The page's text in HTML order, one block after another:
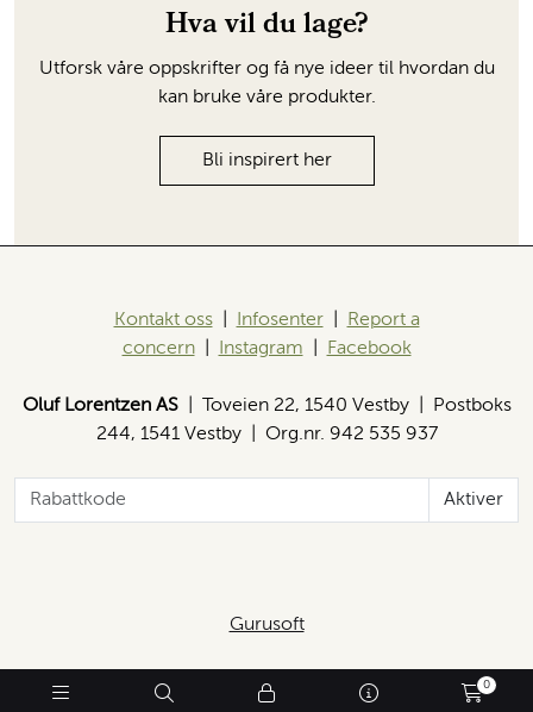
0
Hva vil du lage?
Utforsk våre oppskrifter og få nye ideer til hvordan du
kan bruke våre produkter.
Bli inspirert her
Kontakt oss| Infosenter|
Report a
concern| Instagram Facebook
Oluf Lorentzen AS| Toveien 22, 1540 Vestby | Postboks
244, 1541 Vestby | Org.nr. 942 535 937
Aktiver
Gurusoft